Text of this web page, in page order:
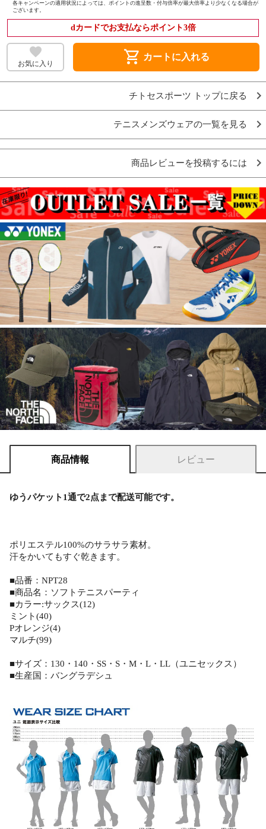
各キャンペーンの適用状況によっては、ポイントの進呈数・付与倍率が最大倍率より少なくなる場合が
ございます。
dカードでお支払ならポイント3倍
お気に入り shopping_cart カートに入れる
チトセスポーツ トップに戻る
テニスメンズウェアの一覧を見る
商品レビューを投稿するには
商品情報 レビュー
ゆうパケット1通で2点まで配送可能です。
ポリエステル100%のサラサラ素材。
汗をかいてもすぐ乾きます。
■品番：NPT28
■商品名：ソフトテニスパーティ
■カラー:サックス(12)
ミント(40)
Pオレンジ(4)
マルチ(99)
■サイズ：130・140・SS・S・M・L・LL（ユニセックス）
■生産国：バングラデシュ